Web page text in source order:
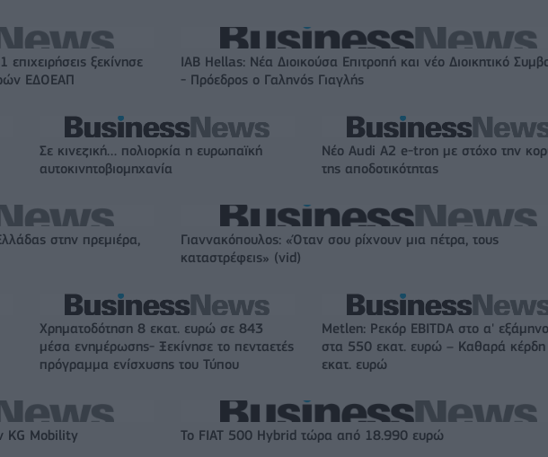
ξεκίνησε
ΕΔΟΕΑΠ
IAB Hellas: Νέα Διοικούσα Επιτροπή και νέο Διοικητικό
- Πρόεδρος ο Γαληνός Γιαγλής
Σε κινεζική… πολιορκία η ευρωπαϊκή
αυτοκινητοβιομηχανία
Νέο Audi A2 e-tron με στόχο την
της αποδοτικότητας
στην πρεμιέρα,
Γιαννακόπουλος: «Όταν σου ρίχνουν μια πέτρα, τους
καταστρέφεις» (vid)
Χρηματοδότηση 8 εκατ. ευρώ σε 843
μέσα ενημέρωσης- Ξεκίνησε το πενταετές
πρόγραμμα ενίσχυσης του Τύπου
Metlen: Ρεκόρ EBITDA στο α'
στα 550 εκατ. ευρώ – Καθαρά
εκατ. ευρώ
KG Mobility Το FIAT 500 Hybrid τώρα από 18.990 ευρώ